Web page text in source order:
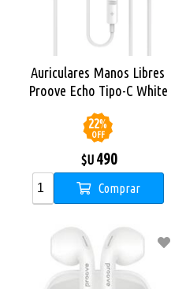
Auriculares Manos Libres
Proove Echo Tipo-C White
22%
OFF
$U 490
Comprar